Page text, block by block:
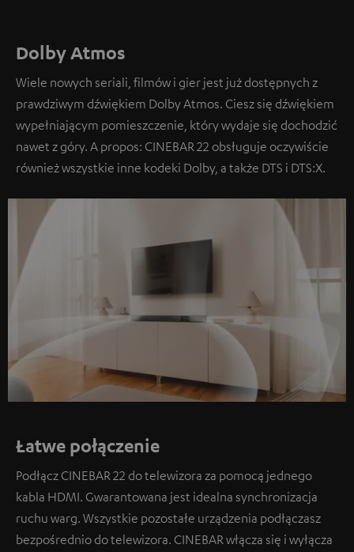
Dolby Atmos
Wiele nowych seriali, filmów i gier jest już dostępnych z
prawdziwym dźwiękiem Dolby Atmos. Ciesz się dźwiękiem
wypełniającym pomieszczenie, który wydaje się dochodzić
nawet z góry. A propos: CINEBAR 22 obsługuje oczywiście
również wszystkie inne kodeki Dolby, a także DTS i DTS:X.
Łatwe połączenie
Podłącz CINEBAR 22 do telewizora za pomocą jednego
kabla HDMI. Gwarantowana jest idealna synchronizacja
ruchu warg. Wszystkie pozostałe urządzenia podłączasz
bezpośrednio do telewizora. CINEBAR włącza się i wyłącza